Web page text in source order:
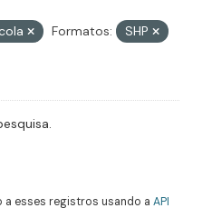
Formatos:
SHP
esses registros usando a API